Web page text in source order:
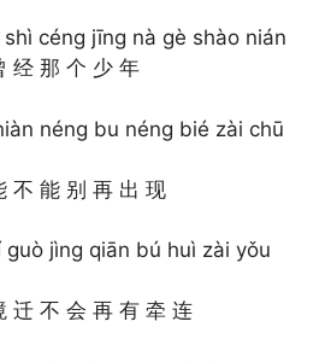
céng jīng nà gè shào nián
经 那 个 少 年
néng bu néng bié zài chū
不 能 别 再 出 现
jìng qiān bú huì zài yǒu
迁 不 会 再 有 牵 连